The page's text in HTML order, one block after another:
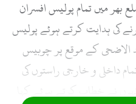
میں تمام پولیس افسران
کی ہدایت کرتے ہوئے پولیس
کے موقع پر چوبیس
داخلی و خارجی راستوں کی